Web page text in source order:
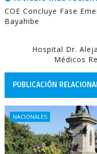
COE Concluye Fase
Bayahibe
Hospital Dr.
Médicos
PUBLICACIÓN
NACIONALES